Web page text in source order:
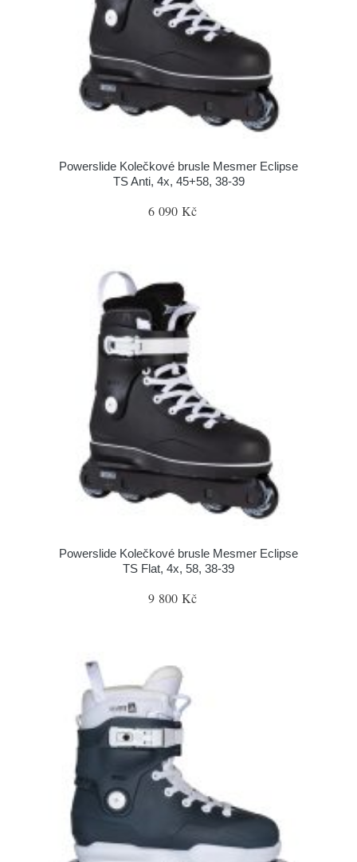
Powerslide Kolečkové brusle Mesmer Eclipse
TS Anti, 4x, 45+58, 38-39
6 090 Kč
Powerslide Kolečkové brusle Mesmer Eclipse
TS Flat, 4x, 58, 38-39
9 800 Kč